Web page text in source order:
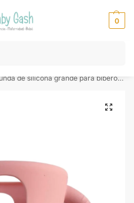
0
días! ⚡ Baby Gash
de silicona grande para biberón con asas – Rosa